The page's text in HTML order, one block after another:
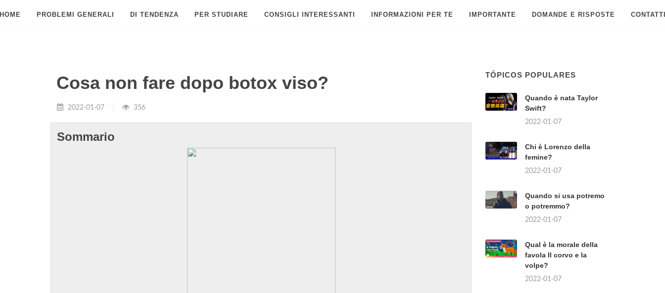
PROBLEMI GENERALI DI TENDENZA PER STUDIARE CONSIGLI INTERESSANTI INFORMAZIONI PER TE IMPORTANTE DOMANDE E RISPOSTE
Cosa non fare dopo botox viso?
2022-01-07 356
Sommario
TÓPICOS POPULARES
Quando è nata Taylor
Swift?
2022-01-07
Chi è Lorenzo della
femine?
2022-01-07
Quando si usa potremo
o potremmo?
2022-01-07
Qual è la morale della
favola Il corvo e la
volpe?
2022-01-07